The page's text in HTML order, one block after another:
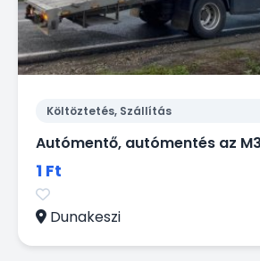
Költöztetés, Szállítás
1 Ft
Dunakeszi